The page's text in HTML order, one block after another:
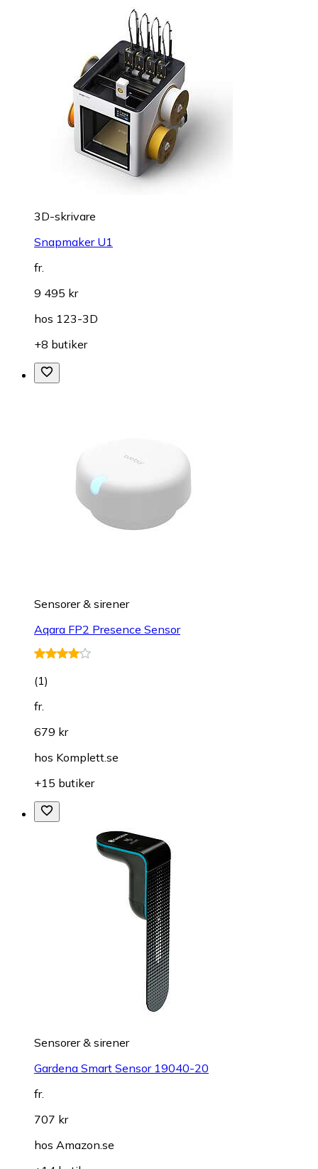
3D-skrivare
Snapmaker U1
fr.
9 495 kr
hos 123-3D
+8 butiker
Sensorer & sirener
Aqara FP2 Presence Sensor
(1)
fr.
679 kr
hos Komplett.se
+15 butiker
Sensorer & sirener
Gardena Smart Sensor 19040-20
fr.
707 kr
hos Amazon.se